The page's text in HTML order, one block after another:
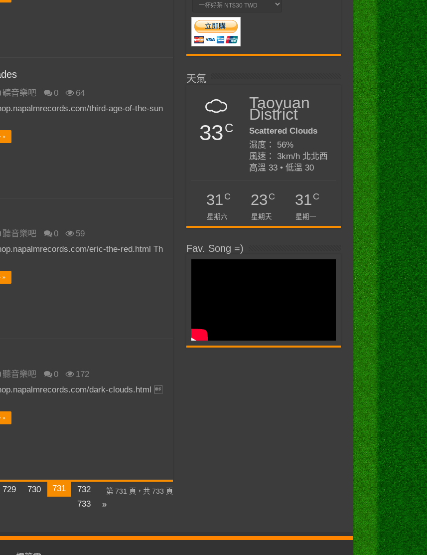
聽音樂吧 0
64
third-age-of-the-sun
»
聽音樂吧 0
59
eric-the-red.html Th
»
聽音樂吧 0
172
dark-clouds.html 
»
第 731 頁，共 733 頁
729 730 731
732
733
»
天氣
33C
Taoyuan
District
Scattered Clouds
濕度： 56%
風速： 3km/h 北北西
高溫 33 • 低溫 30
31C
星期六
23C
星期天
31C
星期一
Fav. Song =)